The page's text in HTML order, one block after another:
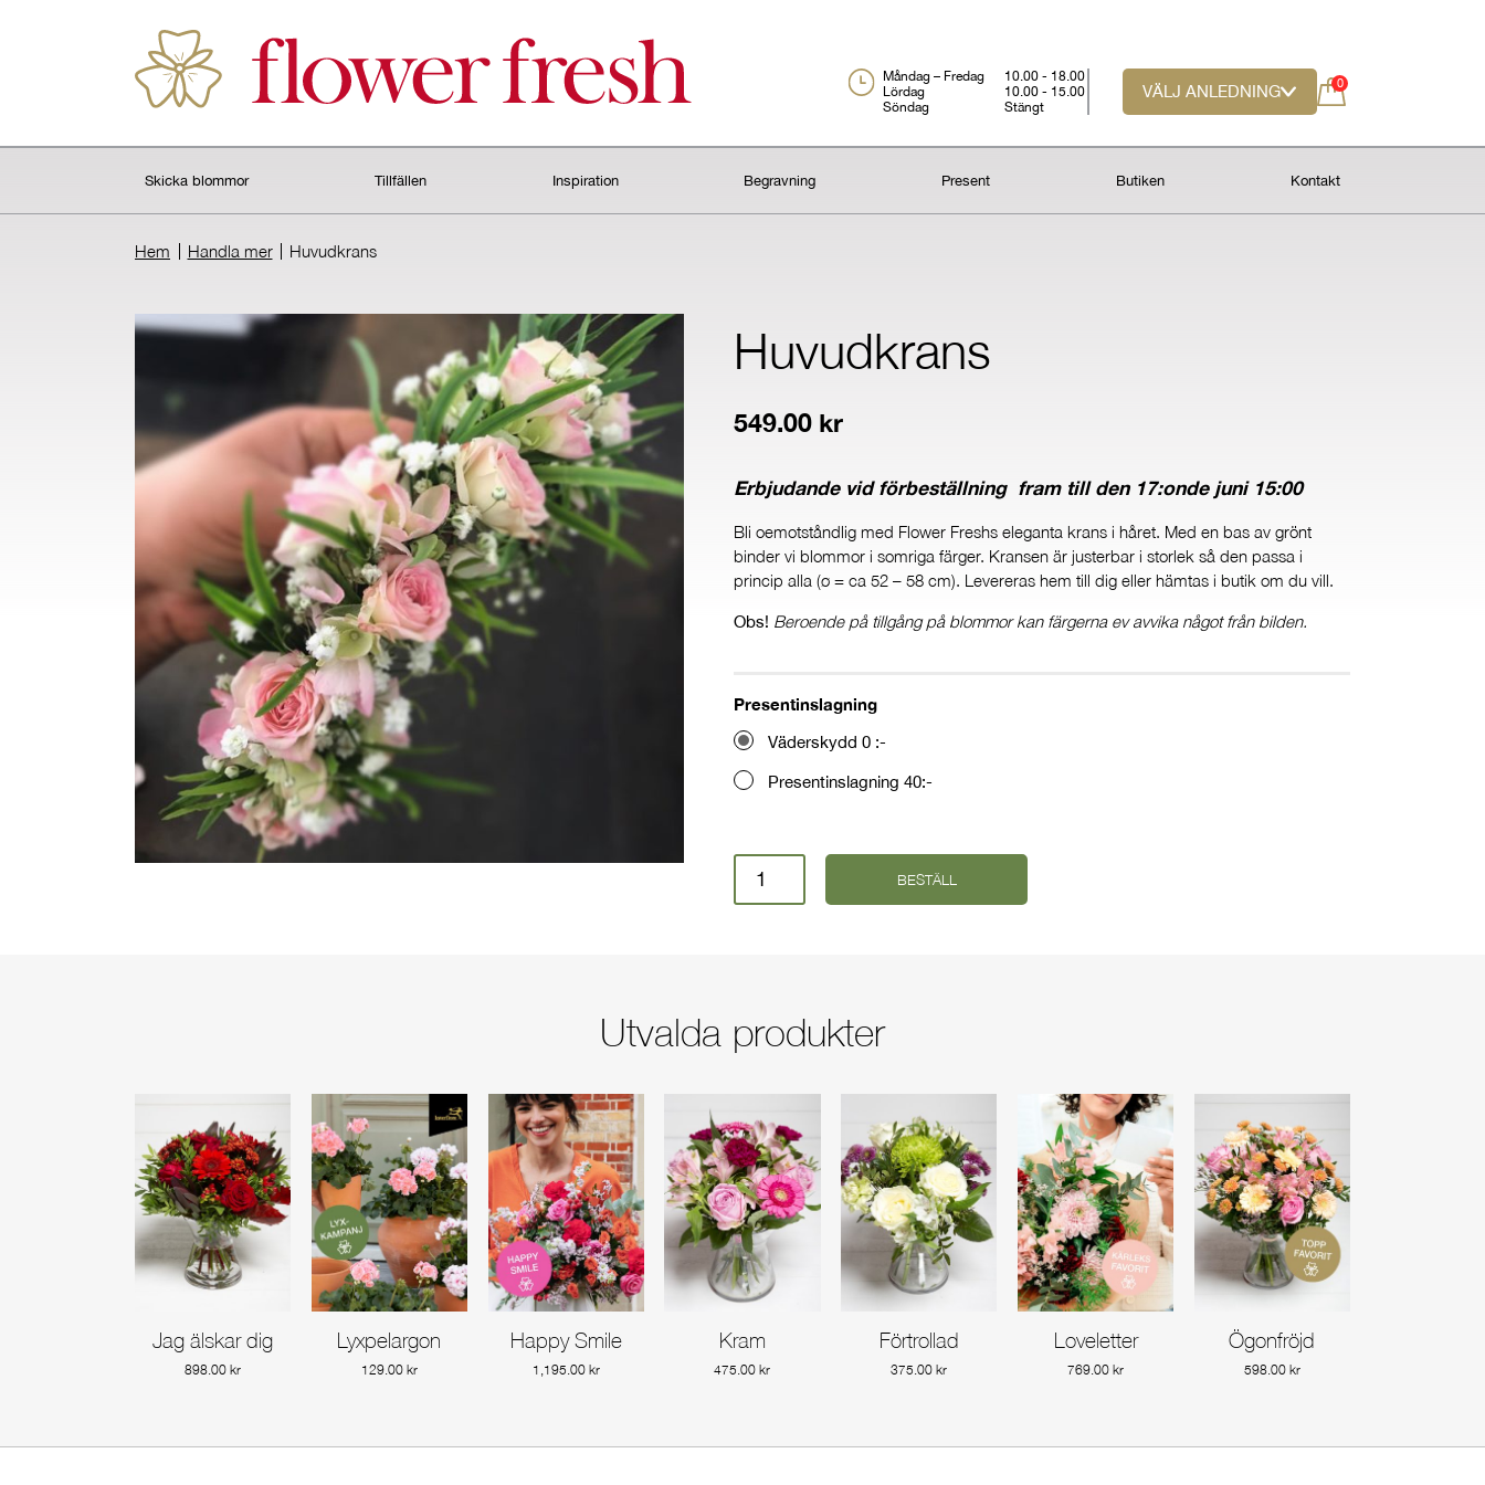
Måndag – Fredag
10.00 - 18.00
Lördag
10.00 - 15.00
Söndag
Stängt
VÄLJ ANLEDNING 0
Skicka blommor Tillfällen Inspiration Begravning Present Butiken Kontakt
Hem Handla mer Huvudkrans
Huvudkrans
549.00 kr
Erbjudande vid förbeställning fram till den 17:onde juni 15:00
Bli oemotståndlig med Flower Freshs eleganta krans i håret. Med en bas av grönt
binder vi blommor i somriga färger. Kransen är justerbar i storlek så den passa i
princip alla (ø = ca 52 – 58 cm). Levereras hem till dig eller hämtas i butik om du vill.
Obs! Beroende på tillgång på blommor kan färgerna ev avvika något från bilden.
Presentinslagning
Väderskydd 0 :-
Presentinslagning 40:-
Huvudkrans
BESTÄLL
Utvalda produkter
Gå till produkt
Jag älskar dig
898.00kr
Gå till produkt
Lyxpelargon
129.00 kr
Gå till produkt
Happy Smile
1,195.00 kr
Gå till produkt
Kram
475.00kr
Gå till produkt
Förtrollad
375.00kr
Gå till produkt
Loveletter
769.00kr
Gå till produkt
Ögonfröjd
598.00 kr
FORTSÄTT HANDLA GÅ TILL KASSAN